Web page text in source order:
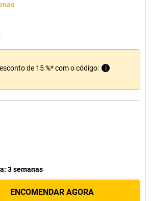
de 15 %* com o código:
i
: 3 semanas
ENCOMENDAR AGORA